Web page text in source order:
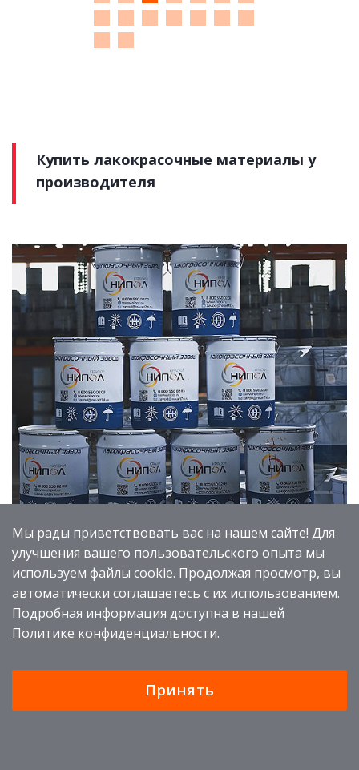
Купить лакокрасочные материалы у
производителя
Все виды лакокрасочных материалов разработаны
технологами нашего производства и имеют
оригинальную рецептуру.
Их отличает высокая износостойкость, легкость
нанесения, хороший защитный эффект,
проверенный многолетними тестами и опытом
Мы рады приветствовать вас на нашем сайте! Для
улучшения вашего пользовательского опыта мы
используем файлы cookie. Продолжая просмотр, вы
автоматически соглашаетесь с их использованием.
Подробная информация доступна в нашей
Политике конфиденциальности.
Принять